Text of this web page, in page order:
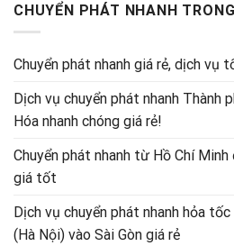
CHUYỂN PHÁT NHANH
Chuyển phát nhanh giá rẻ, dịch vụ
Dịch vụ chuyển phát nhanh Thành
Hóa nhanh chóng giá rẻ!
Chuyển phát nhanh từ Hồ Chí
giá tốt
Dịch vụ chuyển phát nhanh hỏa
(Hà Nội) vào Sài Gòn giá rẻ